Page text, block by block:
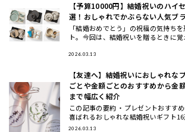
【予算10000円】結婚祝いのハイ
選！おしゃれでかぶらない人気ブ
「結婚おめでとう」の祝福の気持ち
ト。今回は、結婚祝いを贈るときに
すめのギフト
2026.03.13
【友達へ】結婚祝いにおしゃれな
ごとや金額ごとのおすすめから金
まで幅広く紹介
この記事の要約 ・プレゼントおすす
喜ばれるおしゃれな結婚祝いギフト
3万円）に選ぶおしゃれな結婚祝いギ
2026.03.13